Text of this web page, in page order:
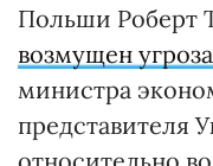
Польши Роберт
возмущен
министра
представителя